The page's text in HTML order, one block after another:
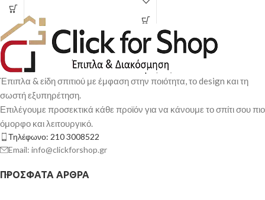
Έπιπλα & είδη σπιτιού με έμφαση στην ποιότητα, το design και τη
σωστή εξυπηρέτηση.
Επιλέγουμε προσεκτικά κάθε προϊόν για να κάνουμε το σπίτι σου πιο
όμορφο και λειτουργικό.
Τηλέφωνο: 210 3008522
Email: info@clickforshop.gr
ΠΡΌΣΦΑΤΑ ΆΡΘΡΑ